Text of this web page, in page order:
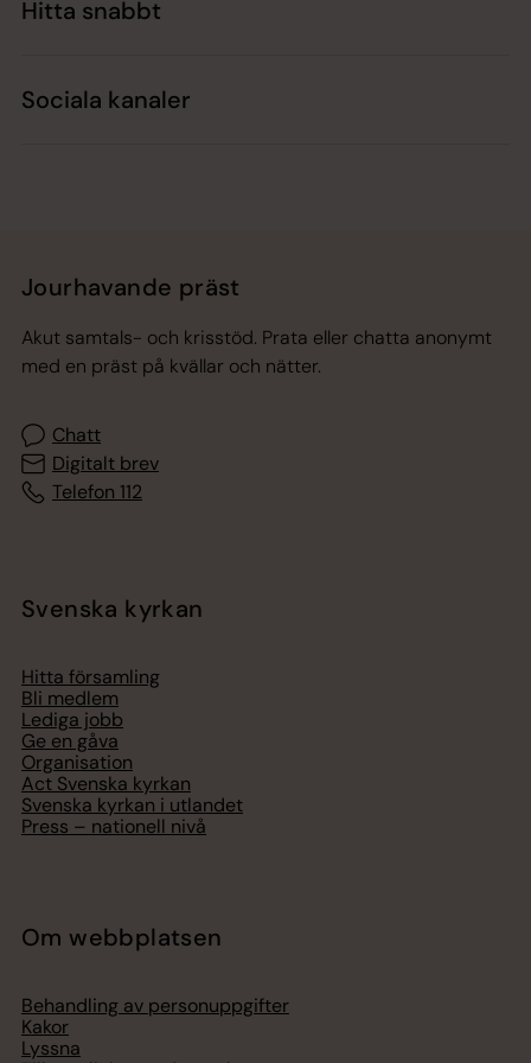
Hitta snabbt
Sociala kanaler
Jourhavande präst
Akut samtals- och krisstöd. Prata eller chatta anonymt
med en präst på kvällar och nätter.
Chatt
Digitalt brev
Telefon 112
Svenska kyrkan
Hitta församling
Bli medlem
Lediga jobb
Ge en gåva
Organisation
Act Svenska kyrkan
Svenska kyrkan i utlandet
Press – nationell nivå
Om webbplatsen
Behandling av personuppgifter
Kakor
Lyssna